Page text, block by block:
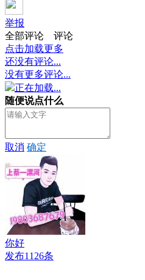
举报
全部评论
评论
点击加载更多
还没有评论...
没有更多评论...
正在加载...
随便说点什么
取消 确定
你好
发布1126条